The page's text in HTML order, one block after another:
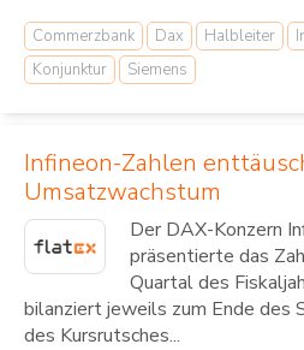
Commerzbank Dax Halbleiter
Konjunktur
Siemens
Infineon-Zahlen
Umsatzwachstum
Der DAX-Konzern
präsentierte das
Quartal des
bilanziert jeweils zum Ende des
des Kursrutsches...